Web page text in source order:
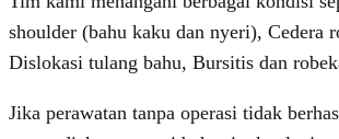
shoulder (bahu kaku dan nyeri), Cedera
Dislokasi tulang bahu, Bursitis dan
Jika perawatan tanpa operasi tidak